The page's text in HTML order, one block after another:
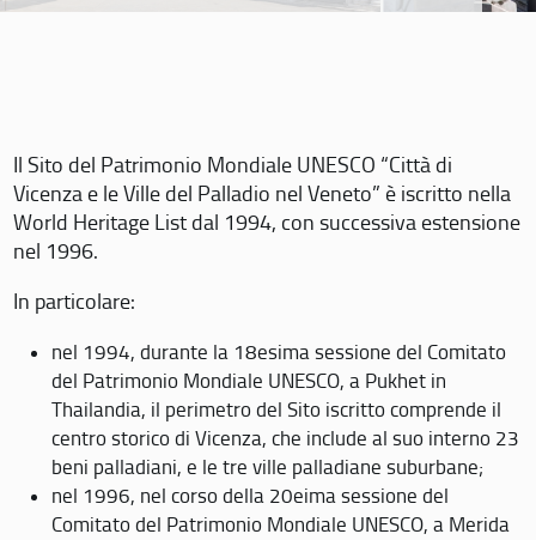
Il Sito del Patrimonio Mondiale UNESCO “Città di
Vicenza e le Ville del Palladio nel Veneto” è iscritto nella
World Heritage List dal 1994, con successiva estensione
nel 1996.
In particolare:
nel 1994, durante la 18esima sessione del Comitato
del Patrimonio Mondiale UNESCO, a Pukhet in
Thailandia, il perimetro del Sito iscritto comprende il
centro storico di Vicenza, che include al suo interno 23
beni palladiani, e le tre ville palladiane suburbane;
nel 1996, nel corso della 20eima sessione del
Comitato del Patrimonio Mondiale UNESCO, a Merida